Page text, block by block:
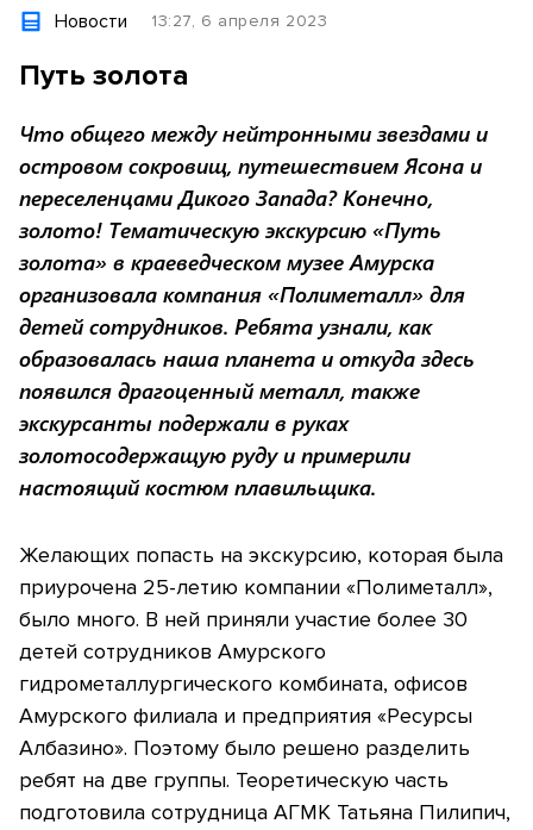
Новости 13:27, 6 апреля 2023
Путь золота
Что общего между нейтронными звездами и
островом сокровищ, путешествием Ясона и
переселенцами Дикого Запада? Конечно,
золото! Тематическую экскурсию «Путь
золота» в краеведческом музее Амурска
организовала компания «Полиметалл» для
детей сотрудников. Ребята узнали, как
образовалась наша планета и откуда здесь
появился драгоценный металл, также
экскурсанты подержали в руках
золотосодержащую руду и примерили
настоящий костюм плавильщика.
Желающих попасть на экскурсию, которая была
приурочена 25-летию компании «Полиметалл»,
было много. В ней приняли участие более 30
детей сотрудников Амурского
гидрометаллургического комбината, офисов
Амурского филиала и предприятия «Ресурсы
Албазино». Поэтому было решено разделить
ребят на две группы. Теоретическую часть
подготовила сотрудница АГМК Татьяна Пилипич,